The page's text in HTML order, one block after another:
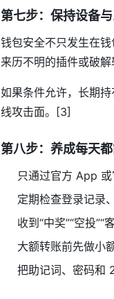
第七步：保持设备
钱包安全不只发生在
来历不明的插件或破
如果条件允许，长期
线攻击面。[3]
第八步：养成每天
只通过官方 App
定期检查登录记录
收到“中奖”“空投
大额转账前先做小
把助记词、密码和